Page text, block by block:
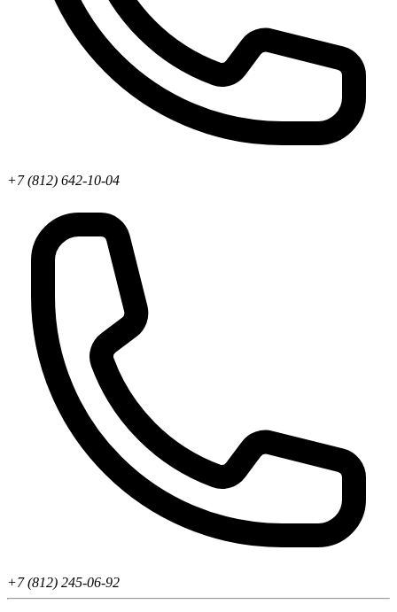
+7 (812) 642-10-04
+7 (812) 245-06-92